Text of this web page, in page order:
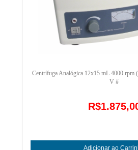
Centrífuga Analógica 12x15 mL 4000
V #